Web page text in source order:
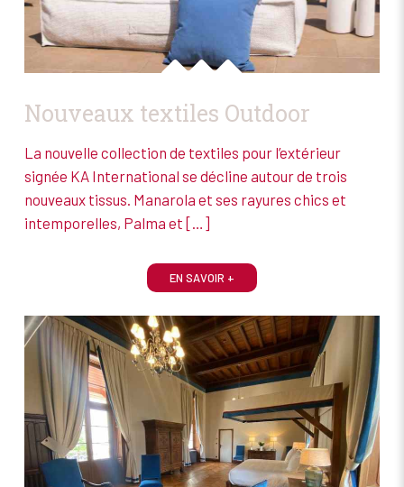
Nouveaux textiles Outdoor
La nouvelle collection de textiles pour l’extérieur
signée KA International se décline autour de trois
nouveaux tissus. Manarola et ses rayures chics et
intemporelles, Palma et […]
EN SAVOIR +